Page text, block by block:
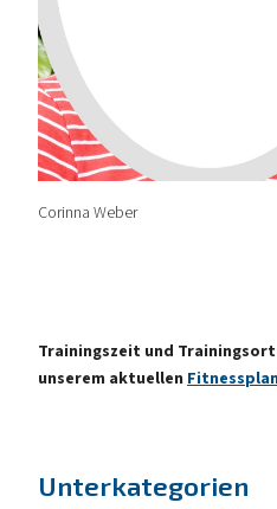
Corinna Weber
Trainingszeit und
unserem aktuellen
Unterkategorien